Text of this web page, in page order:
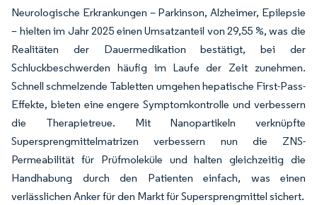
Neurologische Erkrankungen – Parkinson, Alzheimer, Epilepsie
– hielten im Jahr 2025 einen Umsatzanteil von 29,55 %, was die
Realitäten der Dauermedikation bestätigt, bei der
Schluckbeschwerden häufig im Laufe der Zeit zunehmen.
Schnell schmelzende Tabletten umgehen hepatische First-Pass-
Effekte, bieten eine engere Symptomkontrolle und verbessern
die Therapietreue. Mit Nanopartikeln verknüpfte
Supersprengmittelmatrizen verbessern nun die ZNS-
Permeabilität für Prüfmoleküle und halten gleichzeitig die
Handhabung durch den Patienten einfach, was einen
verlässlichen Anker für den Markt für Supersprengmittel sichert.